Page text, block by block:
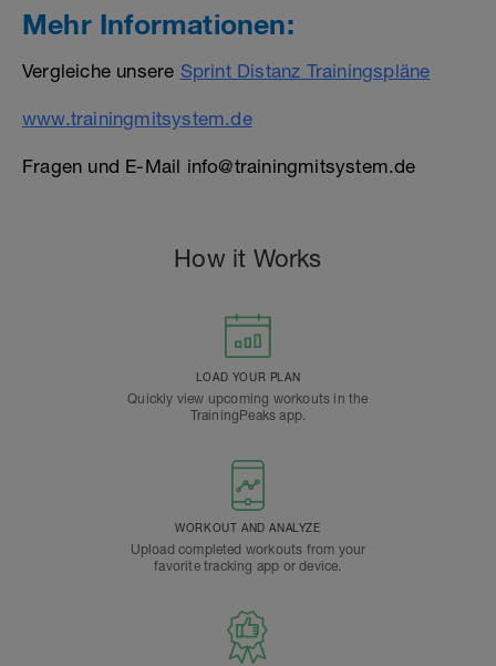
Mehr Informationen:
Vergleiche unsere Sprint Distanz Trainingspläne
www.trainingmitsystem.de
Fragen und E-Mail info@trainingmitsystem.de
How it Works
LOAD YOUR PLAN
Quickly view upcoming workouts in the
TrainingPeaks app.
WORKOUT AND ANALYZE
Upload completed workouts from your
favorite tracking app or device.